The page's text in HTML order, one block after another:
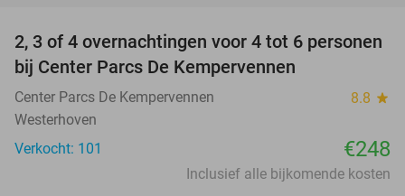
2, 3 of 4 overnachtingen voor 4 tot 6 personen
bij Center Parcs De Kempervennen
Center Parcs De Kempervennen 8.8 star
Westerhoven
Verkocht: 101
€248
Inclusief alle bijkomende kosten